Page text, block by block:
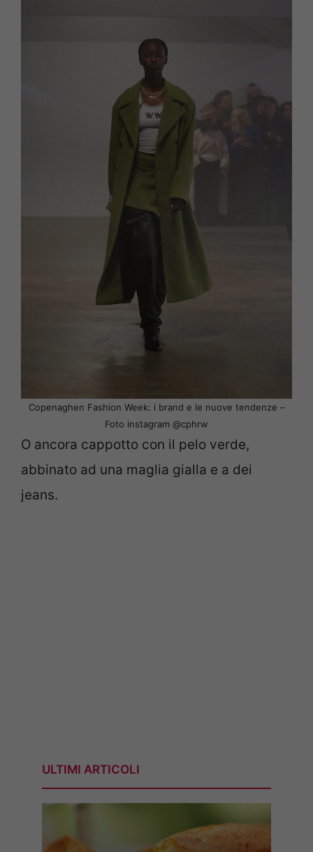
Copenaghen Fashion Week: i brand e le nuove tendenze –
Foto instagram @cphrw
O ancora cappotto con il pelo verde,
abbinato ad una maglia gialla e a dei
jeans.
ULTIMI ARTICOLI